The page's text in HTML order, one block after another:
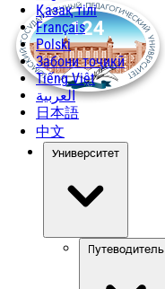
Қазақ тілі
Français
Polski
Забони тоҷикӣ
Tiếng Việt
العربية
日本語
中文
Университет
Путеводитель